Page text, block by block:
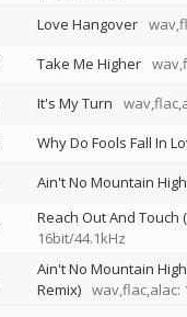
Love Hangover
Take Me Higher
It's My Turn
Why Do Fools Fall In
Ain't No Mountain
Reach Out And Touch
16bit/44.1kHz
Ain't No Mountain
Remix) wav,flac,alac: